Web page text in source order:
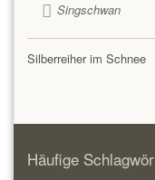
Singschwan
Silberreiher im Schnee
Häufige